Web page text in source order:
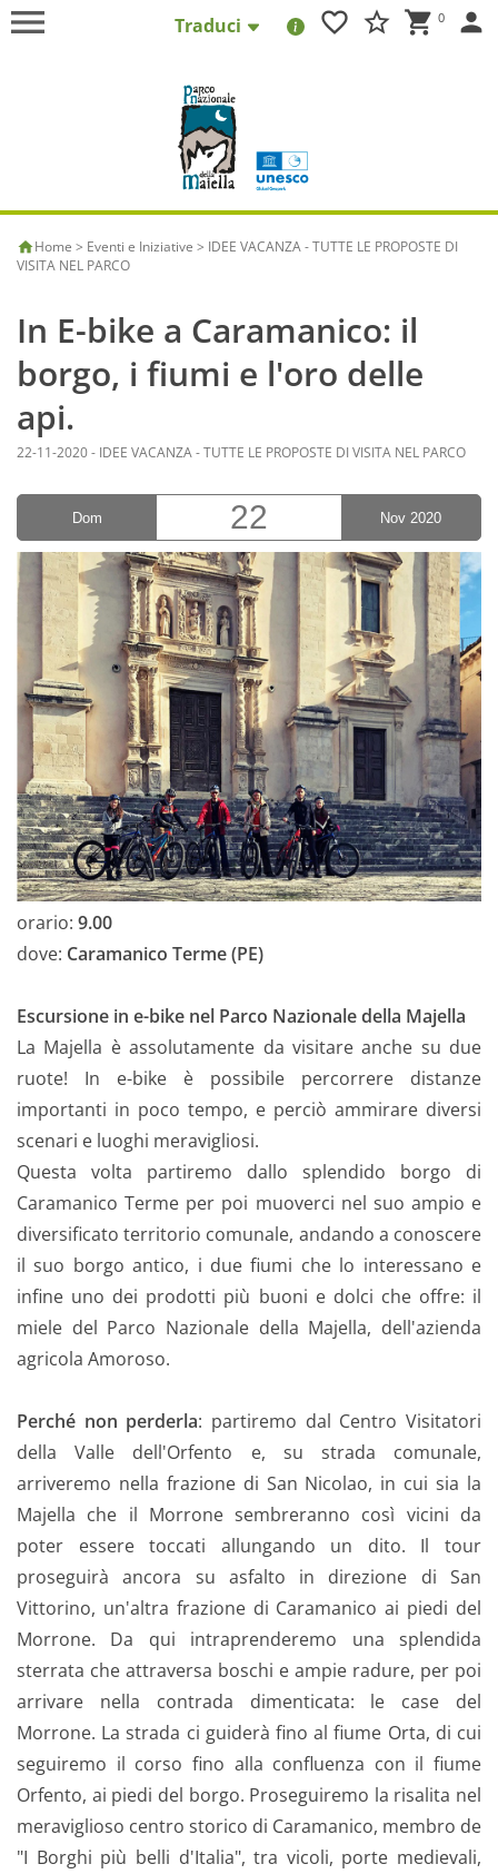
Traduci
Inglese
Francese
Tedesco
Spagnolo
menu person
shopping_cart 0
star_border
favorite_border
ELENCO OPERATORI ECONOMICI MODULISTICA| FAQ
Home > Eventi e Iniziative > IDEE VACANZA - TUTTE LE PROPOSTE DI
VISITA NEL PARCO
In E-bike a Caramanico: il
borgo, i fiumi e l'oro delle
api.
22-11-2020- IDEE VACANZA - TUTTE LE PROPOSTE DI VISITA NEL PARCO
Dom 22 Nov 2020
orario: 9.00
dove: Caramanico Terme (PE)
Escursione in e-bike nel Parco Nazionale della Majella
La Majella è assolutamente da visitare anche su due
ruote! In e-bike è possibile percorrere distanze
importanti in poco tempo, e perciò ammirare diversi
scenari e luoghi meravigliosi.
Questa volta partiremo dallo splendido borgo di
Caramanico Terme per poi muoverci nel suo ampio e
diversificato territorio comunale, andando a conoscere
il suo borgo antico, i due fiumi che lo interessano e
infine uno dei prodotti più buoni e dolci che offre: il
miele del Parco Nazionale della Majella, dell'azienda
agricola Amoroso.
Perché non perderla: partiremo dal Centro Visitatori
della Valle dell'Orfento e, su strada comunale,
arriveremo nella frazione di San Nicolao, in cui sia la
Majella che il Morrone sembreranno così vicini da
poter essere toccati allungando un dito. Il tour
proseguirà ancora su asfalto in direzione di San
Vittorino, un'altra frazione di Caramanico ai piedi del
Morrone. Da qui intraprenderemo una splendida
sterrata che attraversa boschi e ampie radure, per poi
arrivare nella contrada dimenticata: le case del
Morrone. La strada ci guiderà fino al fiume Orta, di cui
seguiremo il corso fino alla confluenza con il fiume
Orfento, ai piedi del borgo. Proseguiremo la risalita nel
meraviglioso centro storico di Caramanico, membro de
"I Borghi più belli d'Italia", tra vicoli, porte medievali,